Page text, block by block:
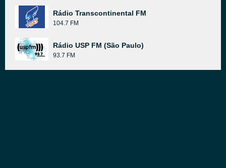
Rádio Transcontinental FM
104.7 FM
Rádio USP FM (São Paulo)
93.7 FM